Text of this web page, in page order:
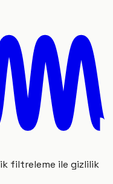
filtreleme ile gizlilik